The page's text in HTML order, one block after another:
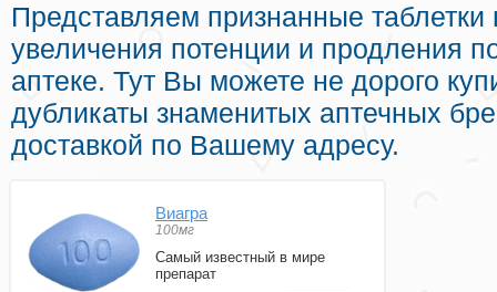
Представляем признанные
увеличения потенции и продления
аптеке. Тут Вы можете не дорого
дубликаты знаменитых аптечных
доставкой по Вашему адресу.
Виагра
100мг
Самый известный в мире
препарат